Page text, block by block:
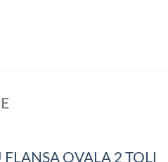
FLANSA OVALA 2 TOLI